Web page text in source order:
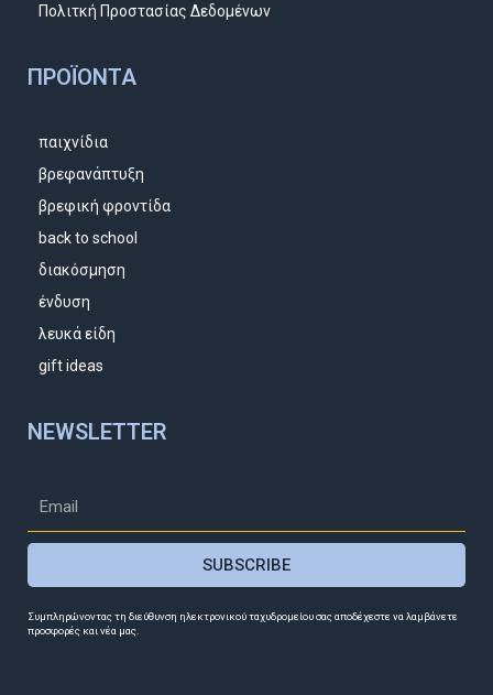
Πολιτκή Προστασίας Δεδομένων
ΠΡΟΪΌΝΤΑ
παιχνίδια
βρεφανάπτυξη
βρεφική φροντίδα
back to school
διακόσμηση
ένδυση
λευκά είδη
gift ideas
NEWSLETTER
SUBSCRIBE
Συμπληρώνοντας τη διεύθυνση ηλεκτρονικού ταχυδρομείου σας αποδέχεστε να λαμβάνετε
προσφορές και νέα μας.